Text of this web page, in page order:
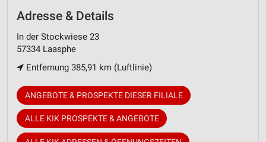
Adresse & Details
In der Stockwiese 23
57334 Laasphe
Entfernung 385,91 km (Luftlinie)
ANGEBOTE & PROSPEKTE DIESER FILIALE
ALLE KIK PROSPEKTE & ANGEBOTE